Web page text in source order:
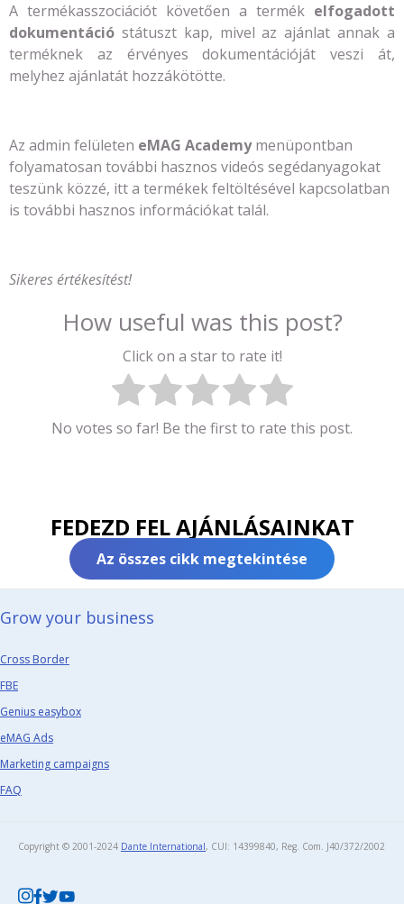
A termékasszociációt követően a termék elfogadott
dokumentáció státuszt kap, mivel az ajánlat annak a
terméknek az érvényes dokumentációját veszi át,
melyhez ajánlatát hozzákötötte.
Az admin felületen eMAG Academymenüpontban
folyamatosan további hasznos videós segédanyagokat
teszünk közzé, itt a termékek feltöltésével kapcsolatban
is további hasznos információkat talál.
Sikeres értékesítést!
How useful was this post?
Click on a star to rate it!
No votes so far! Be the first to rate this post.
FEDEZD FEL AJÁNLÁSAINKAT
Az összes cikk megtekintése
Grow your business​
Cross Border
FBE
Genius easybox
eMAG Ads
Marketing campaigns
FAQ
Copyright © 2001-2024 Dante International, CUI: 14399840, Reg. Com. J40/372/2002​